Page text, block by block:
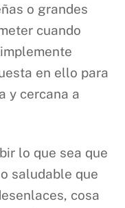
o grandes
cuando
en ello para
y cercana a
lo que sea que
saludable que
cosa